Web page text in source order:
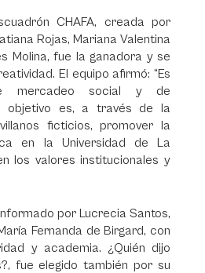
CHAFA, creada por
Rojas, Mariana Valentina
Molina, fue la ganadora y se
El equipo afirmó: “Es
mercadeo social y de
objetivo es, a través de la
ficticios, promover la
en la Universidad de La
los valores institucionales y
por Lucrecia Santos,
Fernanda de Birgard, con
y academia. ¿Quién dijo
fue elegido también por su